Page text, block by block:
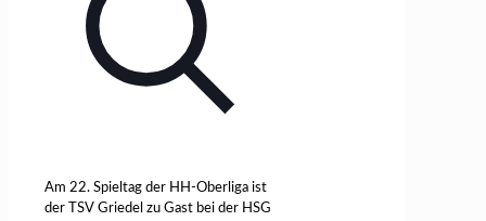
Am 22. Spieltag der HH-Oberliga ist
der TSV Griedel zu Gast bei der HSG